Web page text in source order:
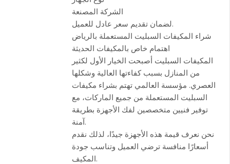
الشركة المصنعة
لضمان تقديم سعر عادل للعميل.
شراء المكيفات السبليت المستعملة بالرياض
اهتمام خاص بالمكيفات الحديثة
المكيفات السبليت أصبحت الخيار الأول لكثير
من المنازل بسبب كفاءتها العالية وشكلها
العصري. مؤسسة العالمي تهتم بشراء مكيفات
السبليت المستعملة من جميع الماركات، مع
توفير فنيين متخصصين لفك الأجهزة بطريقة
آمنة.
نحن نعرف قيمة هذه الأجهزة جيدًا، لذلك نقدم
أسعارًا منافسة ترضي العميل وتناسب جودة
المكيف.